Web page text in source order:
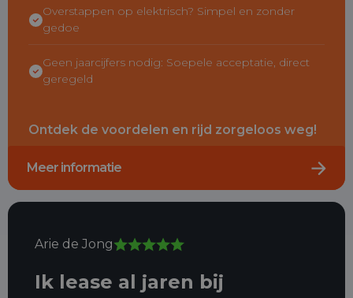
Overstappen op elektrisch? Simpel en zonder
gedoe
Geen jaarcijfers nodig: Soepele acceptatie, direct
geregeld
Ontdek de voordelen en rijd zorgeloos weg!
Meer informatie
Arie de Jong
Ik lease al jaren bij